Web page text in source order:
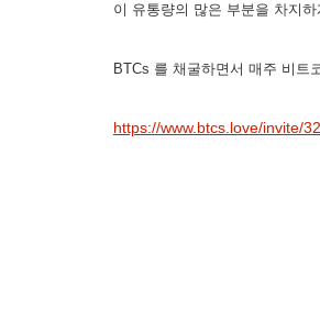
이 유통량의 많은 부분을 차지
BTCs 를 채굴하면서 매주 비트
https://www.btcs.love/invite/